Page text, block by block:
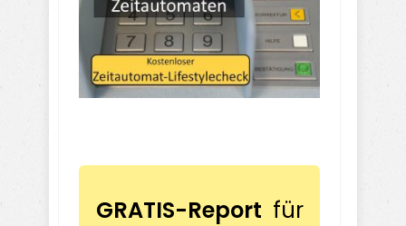
GRATIS-Report für